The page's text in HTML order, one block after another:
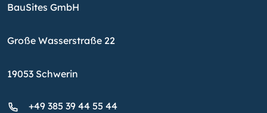
BauSites GmbH
Große Wasserstraße 22
19053 Schwerin
+49 385 39 44 55 44